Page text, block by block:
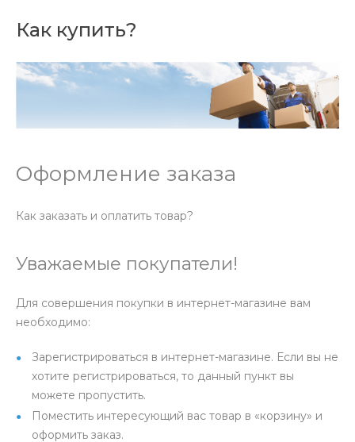
Как купить?
Оформление заказа
Как заказать и оплатить товар?
Уважаемые покупатели!
Для совершения покупки в интернет-магазине вам
необходимо:
Зарегистрироваться в интернет-магазине. Если вы не
хотите регистрироваться, то данный пункт вы
можете пропустить.
Поместить интересующий вас товар в «корзину» и
оформить заказ.